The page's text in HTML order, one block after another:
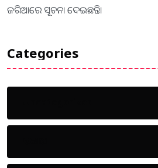
ଜରିଆରେ ସୂଚନା ଦେଇଛନ୍ତି।
Categories